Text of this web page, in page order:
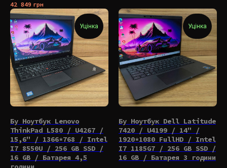
42 849 грн
Уцінка
Бу Ноутбук Lenovo
ThinkPad L580 / U4267 /
15,6" / 1366*768 / Intel
I7 8550U / 256 GB SSD /
16 GB / Батарея 4,5
Уцінка
Бу Ноутбук Dell Latitude
7420 / U4199 / 14" /
1920*1080 FullHD / Intel
I7 1185G7 / 256 GB SSD /
16 GB / Батарея 3 години